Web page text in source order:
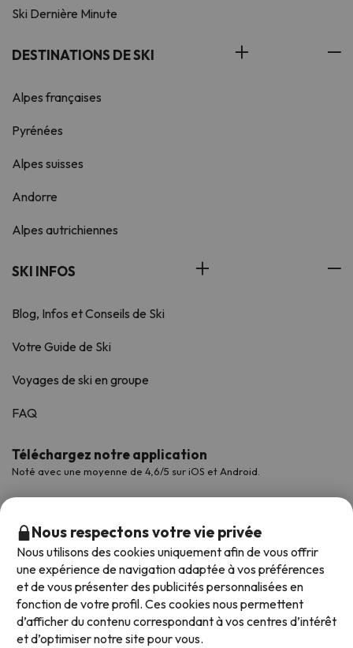
Ski Dernière Minute
DESTINATIONS DE SKI
Alpes françaises
Pyrénées
Alpes suisses
Andorre
Alpes autrichiennes
SKI INFOS
Blog, Infos et Conseils de Ski
Votre Guide de Ski
Voyages de ski en groupe
FAQ
Téléchargez notre application
Noté avec une moyenne de 4,6/5 sur iOS et Android.
Modes de paiement disponibles
Nous respectons votre vie privée
Nous utilisons des cookies uniquement afin de vous offrir
une expérience de navigation adaptée à vos préférences
et de vous présenter des publicités personnalisées en
fonction de votre profil. Ces cookies nous permettent
d’afficher du contenu correspondant à vos centres d’intérêt
et d’optimiser notre site pour vous.